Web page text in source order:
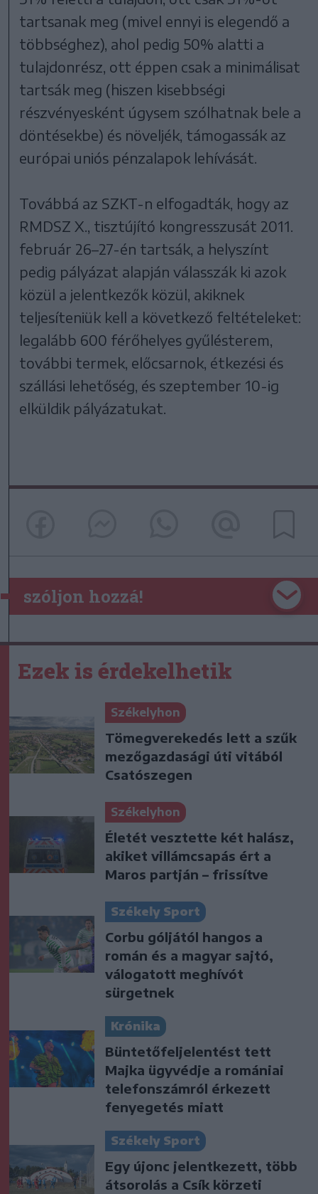
tartsanak meg (mivel ennyi is elegendő a
többséghez), ahol pedig 50% alatti a
tulajdonrész, ott éppen csak a minimálisat
tartsák meg (hiszen kisebbségi
részvényesként úgysem szólhatnak bele a
döntésekbe) és növeljék, támogassák az
európai uniós pénzalapok lehívását.
Továbbá az SZKT-n elfogadták, hogy az
RMDSZ X., tisztújító kongresszusát 2011.
február 26–27-én tartsák, a helyszínt
pedig pályázat alapján válasszák ki azok
közül a jelentkezők közül, akiknek
teljesíteniük kell a következő feltételeket:
legalább 600 férőhelyes gyűlésterem,
további termek, előcsarnok, étkezési és
szállási lehetőség, és szeptember 10-ig
elküldik pályázatukat.
szóljon hozzá!
Ezek is érdekelhetik
Székelyhon
Tömegverekedés lett a szűk
mezőgazdasági úti vitából
Csatószegen
Székelyhon
Életét vesztette két halász,
akiket villámcsapás ért a
Maros partján – frissítve
Székely Sport
Corbu góljától hangos a
román és a magyar sajtó,
válogatott meghívót
sürgetnek
Krónika
Büntetőfeljelentést tett
Majka ügyvédje a romániai
telefonszámról érkezett
fenyegetés miatt
Székely Sport
Egy újonc jelentkezett, több
átsorolás a Csík körzeti